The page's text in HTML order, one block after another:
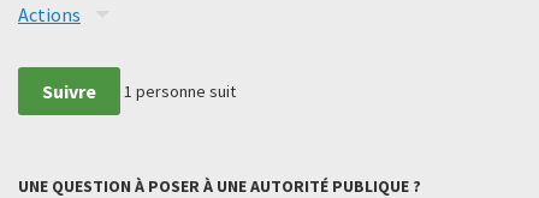
Actions
Suivre 1 personne suit
UNE QUESTION À POSER À UNE AUTORITÉ PUBLIQUE ?